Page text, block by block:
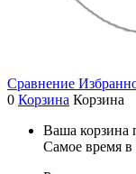
Сравнение
0 Корзина Корзина
Ваша корзина
Самое время в